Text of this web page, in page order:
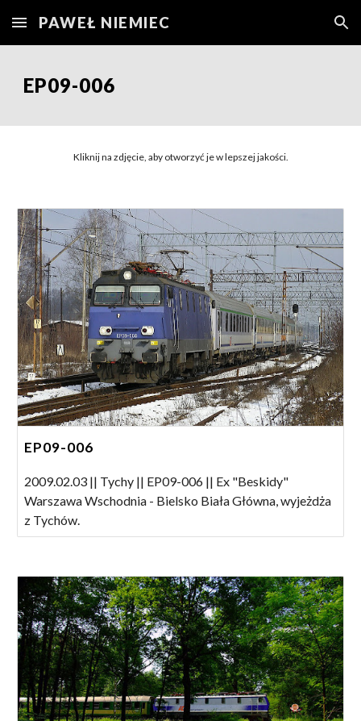
Skip to main content Skip to navigation
PAWEŁ NIEMIEC
EP09-006
Kliknij na zdjęcie, aby otworzyć je w lepszej jakości.
EP09-006
2009.02.03 || Tychy || EP09-006 || Ex "Beskidy"
Warszawa Wschodnia - Bielsko Biała Główna, wyjeżdża
z Tychów.